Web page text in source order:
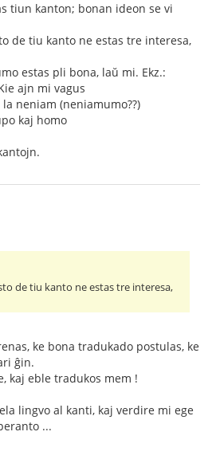
tiun kanton; bonan ideon se vi
de tiu kanto ne estas tre interesa,
estas pli bona, laŭ mi. Ekz.:
ajn mi vagus
neniam (neniamumo??)
kaj homo
de tiu kanto ne estas tre interesa,
ke bona tradukado postulas, ke
ĝin.
kaj eble tradukos mem !
lingvo al kanti, kaj verdire mi ege
...